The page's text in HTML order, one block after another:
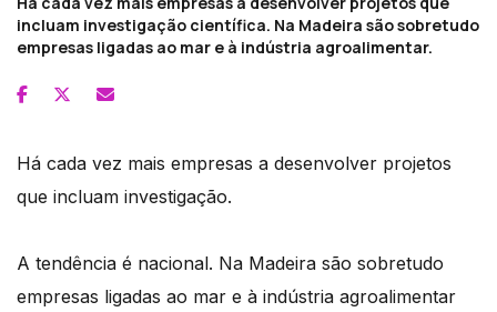
incluam investigação científica. Na Madeira são sobretudo
empresas ligadas ao mar e à indústria agroalimentar.
Há cada vez mais empresas a desenvolver projetos
que incluam investigação.
A tendência é nacional. Na Madeira são sobretudo
empresas ligadas ao mar e à indústria agroalimentar